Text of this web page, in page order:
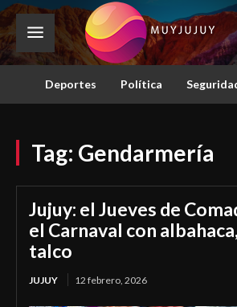
Deportes Política
Tag: Gendarmería
Jujuy: el Jueves de
el Carnaval con
talco
JUJUY 12 febrero, 2026